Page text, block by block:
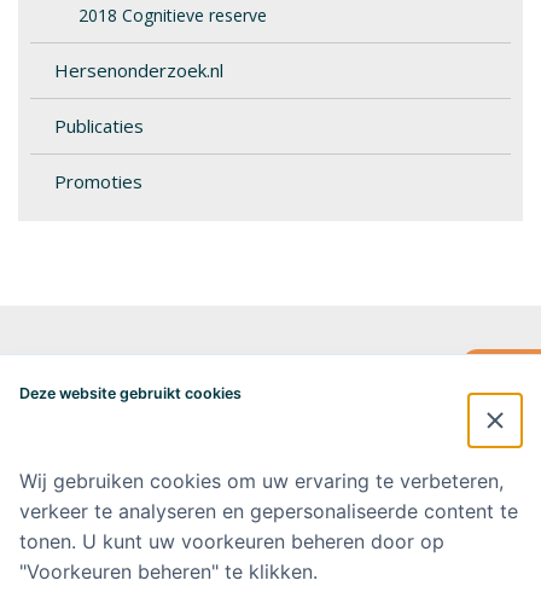
2018 Cognitieve reserve
Hersenonderzoek.nl
Publicaties
Promoties
Postbus 7057
alzheimercentrum@amsterdamumc.nl
Doneer via: NL 42 INGB 0006 9052 76 Ten name van: Stichting Steun
Alzheimercentrum Amsterdam
Amsterdam UMC
Deze website gebruikt cookies
Wij gebruiken cookies om uw ervaring te verbeteren,
verkeer te analyseren en gepersonaliseerde content te
tonen. U kunt uw voorkeuren beheren door op
"Voorkeuren beheren" te klikken.